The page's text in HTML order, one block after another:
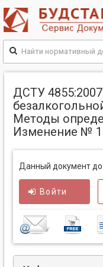
ДСТУ
Методы
Изменение № 1
Данный документ
Войти